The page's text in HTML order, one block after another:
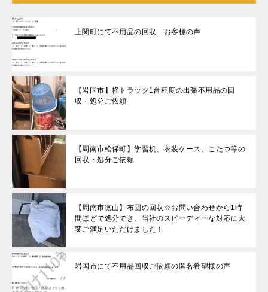
上関町にて不用品の回収 お客様の声
【岩国市】軽トラック1台程度の出張不用品の回
収・処分ご依頼
【周南市松保町】学習机、衣装ケース、こたつ等の
回収・処分ご依頼
【周南市徳山】布団の回収☆お問い合わせから1時
間ほどで処分でき、当社のスピーディーな対応に大
変ご満足いただけました！
岩国市にて不用品回収ご依頼の匿名希望様の声